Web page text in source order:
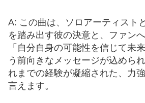
A: この曲は、ソロアーティスト
を踏み出す彼の決意と、ファン
「自分自身の可能性を信じて未
う前向きなメッセージが込めら
れまでの経験が凝縮された、力
言えます。